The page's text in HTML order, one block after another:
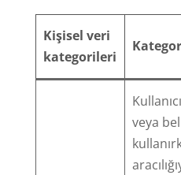
Kişisel veri
kategorileri
veya